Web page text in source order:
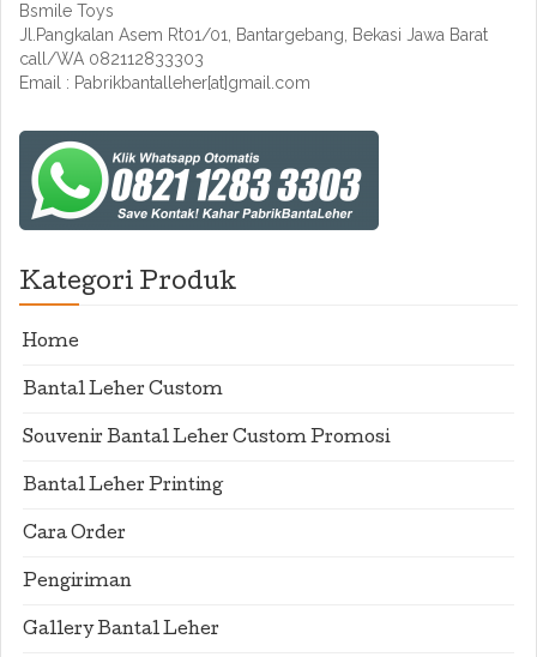
Bsmile Toys
Jl.Pangkalan Asem Rt01/01, Bantargebang, Bekasi Jawa Barat
call/WA 082112833303
Email : Pabrikbantalleher[at]gmail.com
Kategori Produk
Home
Bantal Leher Custom
Souvenir Bantal Leher Custom Promosi
Bantal Leher Printing
Cara Order
Pengiriman
Gallery Bantal Leher